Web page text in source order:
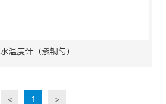
温度计（紫铜勺）
< 1 >